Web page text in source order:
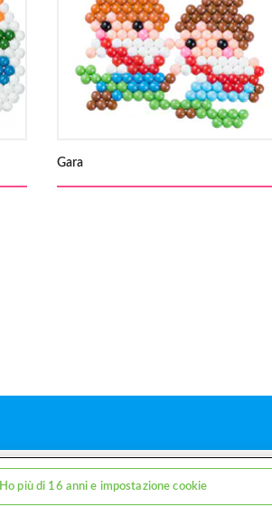
Gara
Contatti
Ho più di 16 anni e impostazione cookie